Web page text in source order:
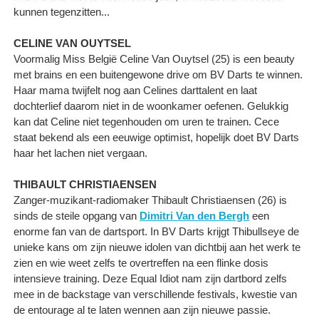
kunnen tegenzitten...
CELINE VAN OUYTSEL
Voormalig Miss België Celine Van Ouytsel (25) is een beauty
met brains en een buitengewone drive om BV Darts te winnen.
Haar mama twijfelt nog aan Celines darttalent en laat
dochterlief daarom niet in de woonkamer oefenen. Gelukkig
kan dat Celine niet tegenhouden om uren te trainen. Cece
staat bekend als een eeuwige optimist, hopelijk doet BV Darts
haar het lachen niet vergaan.
THIBAULT CHRISTIAENSEN
Zanger-muzikant-radiomaker Thibault Christiaensen (26) is
sinds de steile opgang van Dimitri Van den Bergh een
enorme fan van de dartsport. In BV Darts krijgt Thibullseye de
unieke kans om zijn nieuwe idolen van dichtbij aan het werk te
zien en wie weet zelfs te overtreffen na een flinke dosis
intensieve training. Deze Equal Idiot nam zijn dartbord zelfs
mee in de backstage van verschillende festivals, kwestie van
de entourage al te laten wennen aan zijn nieuwe passie.